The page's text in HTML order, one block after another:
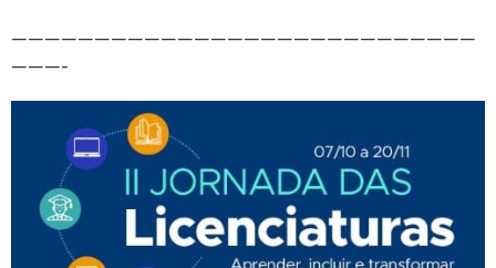
————————————————————————————
———-